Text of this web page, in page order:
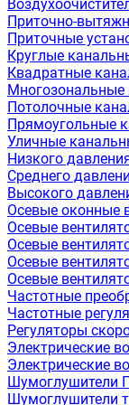
Приточно-
Приточные
Круглые
Квадратные
Многозональные
Потолочные
Прямоугольные
Уличные
Низкого
Среднего
Высокого
Осевые оконные
Осевые
Осевые
Осевые
Осевые
Частотные
Частотные
Регуляторы
Электрические
Электрические
Шумоглушители
Шумоглушители